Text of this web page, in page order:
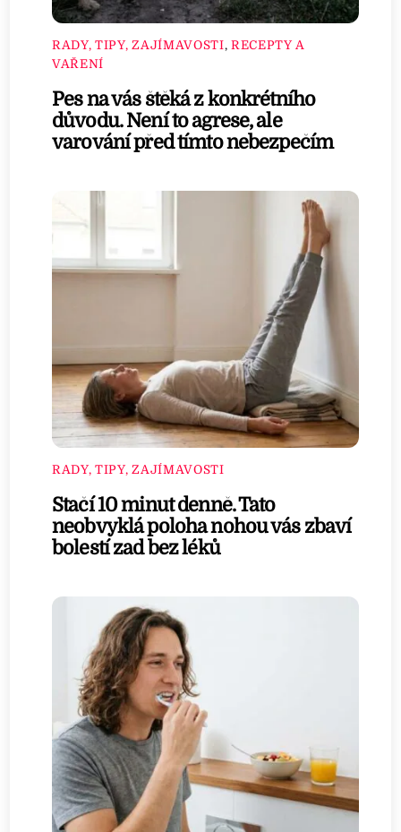
RADY, TIPY, ZAJÍMAVOSTI, RECEPTY A
VAŘENÍ
Pes na vás štěká z konkrétního
důvodu. Není to agrese, ale
varování před tímto nebezpečím
RADY, TIPY, ZAJÍMAVOSTI
Stačí 10 minut denně. Tato
neobvyklá poloha nohou vás zbaví
bolestí zad bez léků